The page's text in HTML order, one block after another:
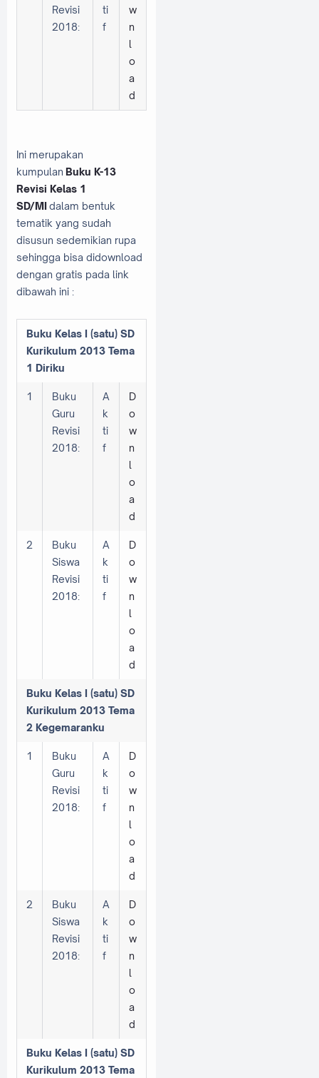
Revisi
2018:
ti
f
w
n
l
o
a
d
Ini merupakan
kumpulan Buku K-13
Revisi Kelas 1
SD/MIdalam bentuk
tematik yang sudah
disusun sedemikian rupa
sehingga bisa didownload
dengan gratis pada link
dibawah ini :
Buku Kelas I (satu) SD
Kurikulum 2013 Tema
1 Diriku
1
Buku
Guru
Revisi
2018:
A
k
ti
f
D
o
w
n
l
o
a
d
2
Buku
Siswa
Revisi
2018:
A
k
ti
f
D
o
w
n
l
o
a
d
Buku Kelas I (satu) SD
Kurikulum 2013 Tema
2 Kegemaranku
1
Buku
Guru
Revisi
2018:
A
k
ti
f
D
o
w
n
l
o
a
d
2
Buku
Siswa
Revisi
2018:
A
k
ti
f
D
o
w
n
l
o
a
d
Buku Kelas I (satu) SD
Kurikulum 2013 Tema